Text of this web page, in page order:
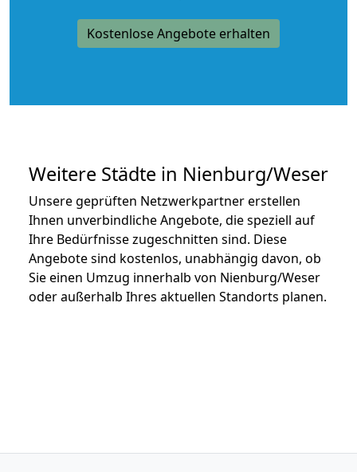
Kostenlose Angebote erhalten
Weitere Städte in Nienburg/Weser
Unsere geprüften Netzwerkpartner erstellen
Ihnen unverbindliche Angebote, die speziell auf
Ihre Bedürfnisse zugeschnitten sind. Diese
Angebote sind kostenlos, unabhängig davon, ob
Sie einen Umzug innerhalb von Nienburg/Weser
oder außerhalb Ihres aktuellen Standorts planen.